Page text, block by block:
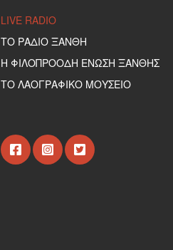
LIVE RADIO
ΤΟ ΡΑΔΙΟ ΞΑΝΘΗ
Η ΦΙΛΟΠΡΟΟΔΗ ΕΝΩΣΗ ΞΑΝΘΗΣ
ΤΟ ΛΑΟΓΡΑΦΙΚΟ ΜΟΥΣΕΙΟ